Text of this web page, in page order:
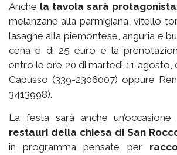
Anche la tavola sarà protagonista
melanzane alla parmigiana, vitello
lasagne alla piemontese, anguria e
cena è di 25 euro e la
entro le ore 20 di martedì 11 agosto,
Capusso (339-2306007) oppure
3413998).
La festa sarà anche
restauri della chiesa di San
in programma pensate per